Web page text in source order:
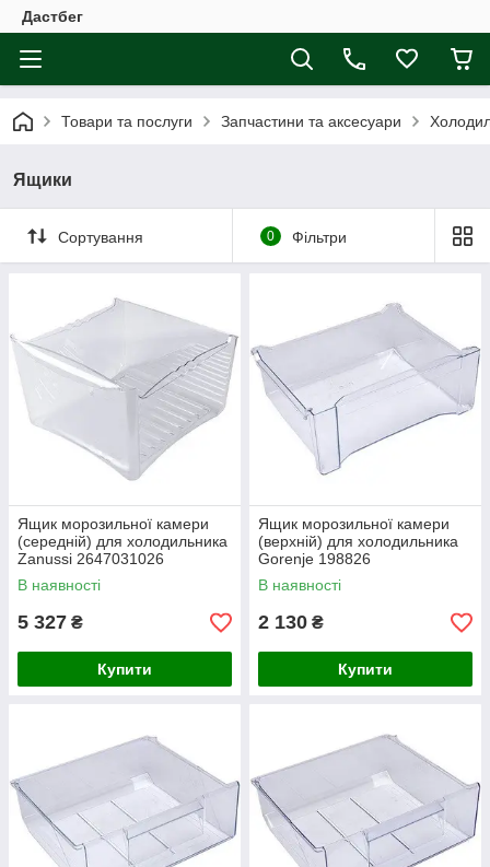
Дастбег
Товари та послуги Запчастини та аксесуари
Ящики
Сортування 0 Фільтри
Ящик морозильної камери
(середній) для холодильника
Zanussi 2647031026
В наявності
5 327 ₴
Купити
Ящик морозильної камери
(верхній) для холодильника
Gorenje 198826
В наявності
2 130 ₴
Купити